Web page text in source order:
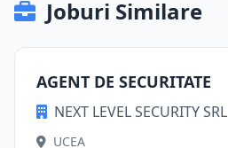
Joburi Similare
AGENT DE SECURITATE
NEXT LEVEL SECURITY SRL
UCEA